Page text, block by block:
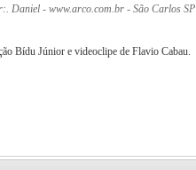
Daniel - www.arco.com.br - São Carlos SP
Bídu Júnior e videoclipe de Flavio Cabau.